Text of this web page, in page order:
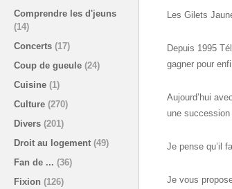
Comprendre les d'jeuns
(14)
Concerts (17)
Coup de gueule (24)
Cuisine (1)
Culture (270)
Divers (201)
Droit au logement (49)
Fan de ... (36)
Fixion (126)
Les Gilets
Depuis 1995
gagner pour
Aujourd’hui
une succession
Je pense qu’il
Je vous